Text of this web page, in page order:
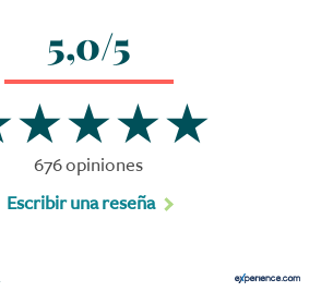
5,0/5
676 opiniones
Escribir una reseña